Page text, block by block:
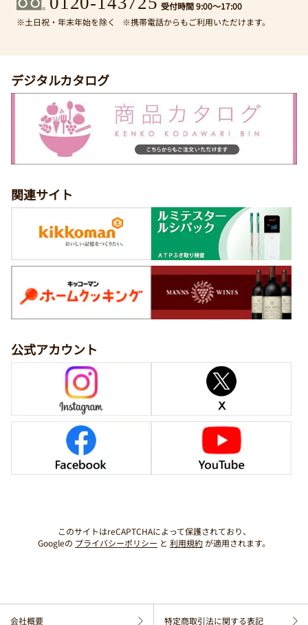
受付時間 9:00～17:00
※土日祝・年末年始を除く
※携帯電話からもご利用いただけます。
デジタルカタログ
関連サイト
公式アカウント
このサイトはreCAPTCHAによって保護されており、
Googleの プライバシーポリシー と 利用規約が適用されます。
会社概要 特定商取引法に関する表記